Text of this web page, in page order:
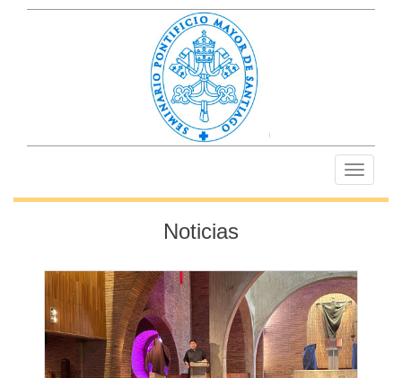
Toggle
Noticias